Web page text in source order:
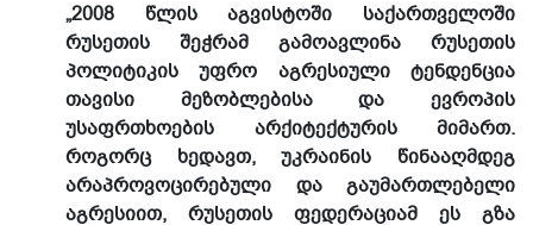
„2008 წლის აგვისტოში საქართველოში
რუსეთის შეჭრამ გამოავლინა რუსეთის
პოლიტიკის უფრო აგრესიული ტენდენცია
თავისი მეზობლებისა და ევროპის
უსაფრთხოების არქიტექტურის მიმართ.
როგორც ხედავთ, უკრაინის წინააღმდეგ
არაპროვოცირებული და გაუმართლებელი
აგრესიით, რუსეთის ფედერაციამ ეს გზა